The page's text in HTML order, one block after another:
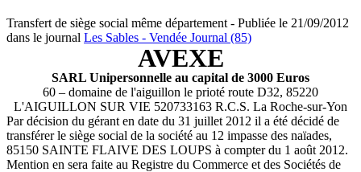
Transfert de siège social même département - Publiée le 21/09/2012
dans le journal Les Sables - Vendée Journal (85)
AVEXE
SARL Unipersonnelle au capital de 3000 Euros
60 – domaine de l'aiguillon le prioté route D32, 85220
L'AIGUILLON SUR VIE 520733163 R.C.S. La Roche-sur-Yon
Par décision du gérant en date du 31 juillet 2012 il a été décidé de
transférer le siège social de la société au 12 impasse des naïades,
85150 SAINTE FLAIVE DES LOUPS à compter du 1 août 2012.
Mention en sera faite au Registre du Commerce et des Sociétés de